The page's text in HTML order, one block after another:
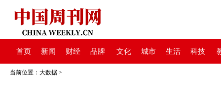
首页 新闻 财经 品牌 文化 城市 生活 科技
当前位置： 大数据 >